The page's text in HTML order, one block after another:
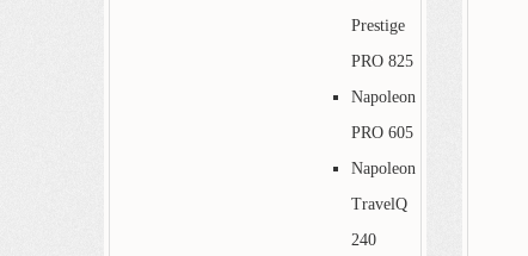
Prestige
PRO 825
Napoleon
PRO 605
Napoleon
TravelQ
240